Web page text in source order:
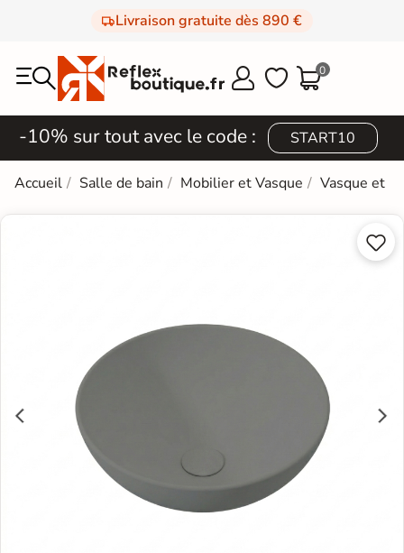
Livraison gratuite dès 890 €
  0
-10% sur tout avec le code : START10
Accueil Salle de bain Mobilier et Vasque Vasque et

